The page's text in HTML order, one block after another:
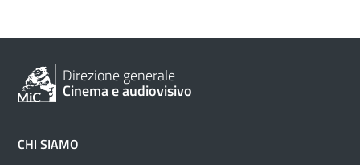
Direzione generale
Cinema e audiovisivo
CHI SIAMO